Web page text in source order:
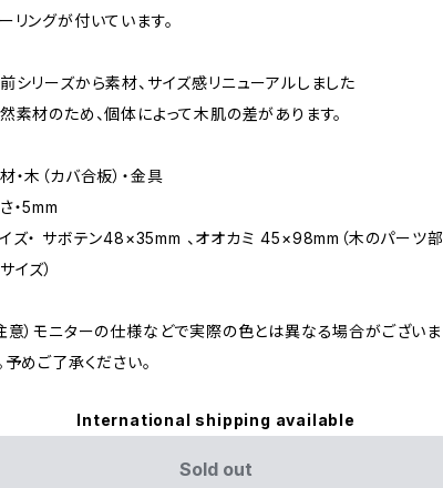
リングが付いています。
シリーズから素材、サイズ感リニューアルしました
素材のため、個体によって木肌の差があります。
・木（カバ合板）・金具
・5mm
ズ・ サボテン48×35mm 、オオカミ 45×98mm（木のパーツ部
イズ）
意）モニターの仕様などで実際の色とは異なる場合がございま
予めご了承ください。
International shipping available
Sold out